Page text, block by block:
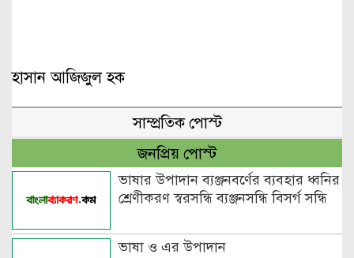
হাসান আজিজুল হক
সাম্প্রতিক পোস্ট
জনপ্রিয় পোস্ট
ভাষার উপাদান ব্যঞ্জনবর্ণের ব্যবহার ধ্বনির
শ্রেণীকরণ স্বরসন্ধি ব্যঞ্জনসন্ধি বিসর্গ সন্ধি
ভাষা ও এর উপাদান